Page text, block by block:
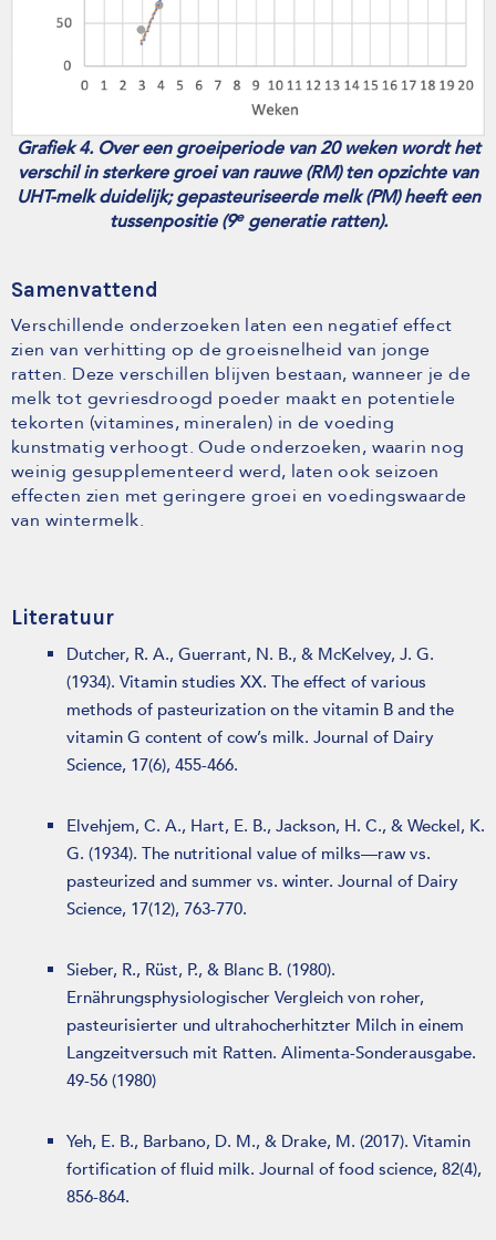
Grafiek 4. Over een groeiperiode van 20 weken wordt het
verschil in sterkere groei van rauwe (RM) ten opzichte van
UHT-melk duidelijk; gepasteuriseerde melk (PM) heeft een
tussenpositie (9egeneratie ratten).
Samenvattend
Verschillende onderzoeken laten een negatief effect
zien van verhitting op de groeisnelheid van jonge
ratten. Deze verschillen blijven bestaan, wanneer je de
melk tot gevriesdroogd poeder maakt en potentiele
tekorten (vitamines, mineralen) in de voeding
kunstmatig verhoogt. Oude onderzoeken, waarin nog
weinig gesupplementeerd werd, laten ook seizoen
effecten zien met geringere groei en voedingswaarde
van wintermelk.
Literatuur
Dutcher, R. A., Guerrant, N. B., & McKelvey, J. G.
(1934). Vitamin studies XX. The effect of various
methods of pasteurization on the vitamin B and the
vitamin G content of cow’s milk. Journal of Dairy
Science, 17(6), 455-466.
Elvehjem, C. A., Hart, E. B., Jackson, H. C., & Weckel, K.
G. (1934). The nutritional value of milks—raw vs.
pasteurized and summer vs. winter. Journal of Dairy
Science, 17(12), 763-770.
Sieber, R., Rüst, P., & Blanc B. (1980).
Ernährungsphysiologischer Vergleich von roher,
pasteurisierter und ultrahocherhitzter Milch in einem
Langzeitversuch mit Ratten. Alimenta-Sonderausgabe.
49-56 (1980)
Yeh, E. B., Barbano, D. M., & Drake, M. (2017). Vitamin
fortification of fluid milk. Journal of food science, 82(4),
856-864.